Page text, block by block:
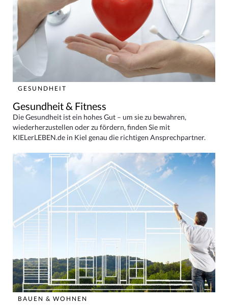
GESUNDHEIT
Gesundheit & Fitness
Die Gesundheit ist ein hohes Gut – um sie zu bewahren,
wiederherzustellen oder zu fördern, finden Sie mit
KIELerLEBEN.de in Kiel genau die richtigen Ansprechpartner.
BAUEN & WOHNEN